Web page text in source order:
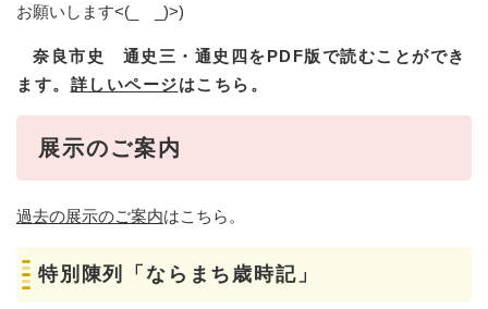
お願いします<(_ _)>)
奈良市史 通史三・通史四をPDF版で読むことができ
ます。 詳しいページはこちら。
展示のご案内
過去の展示のご案内はこちら。
特別陳列「ならまち歳時記」